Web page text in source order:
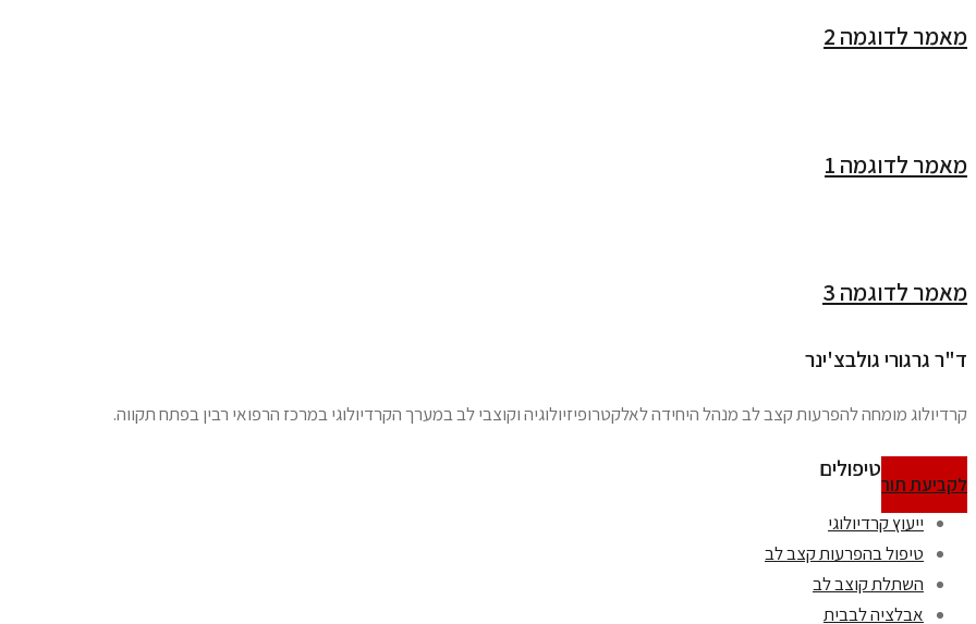
מאמר לדוגמה 2
מאמר לדוגמה 1
מאמר לדוגמה 3
ד"ר גרגורי גולבצ'ינר
קרדיולוג מומחה להפרעות קצב לב מנהל היחידה לאלקטרופיזיולוגיה וקוצבי לב במערך הקרדיולוגי במרכז הרפואי רבין בפתח תקווה.
לקביעת תור
טיפולים
ייעוץ קרדיולוגי
טיפול בהפרעות קצב לב
השתלת קוצב לב
אבלציה לבבית